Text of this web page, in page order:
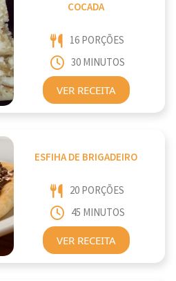
COCADA
16 PORÇÕES
30 MINUTOS
VER RECEITA
ESFIHA DE BRIGADEIRO
20 PORÇÕES
45 MINUTOS
VER RECEITA